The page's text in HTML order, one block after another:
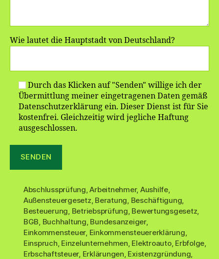
Wie lautet die Hauptstadt von Deutschland?
Durch das Klicken auf "Senden" willige ich der
Übermittlung meiner eingetragenen Daten gemäß
Datenschutzerklärung ein. Dieser Dienst ist für Sie
kostenfrei. Gleichzeitig wird jegliche Haftung
ausgeschlossen.
Abschlussprüfung ,Arbeitnehmer, Aushilfe,
Außensteuergesetz Beratung Beschäftigung
Besteuerung Betriebsprüfung Bewertungsgesetz
BGB Buchhaltung Bundesanzeiger,
Einkommensteuer, Einkommensteuererklärung
Einspruch Einzelunternehmen Elektroauto, Erbfolge
Erbschaftsteuer, Erklärungen Existenzgründung